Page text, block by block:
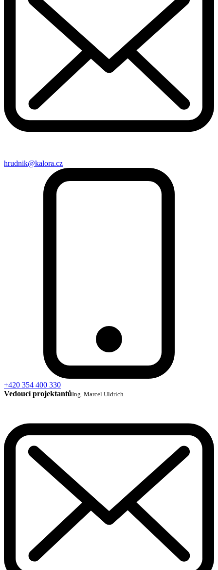
hrudnik@kalora.cz
+420 354 400 330
Vedoucí projektantůIng. Marcel Uldrich